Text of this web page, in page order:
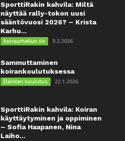
SporttiRakin kahvila: Miltä
näyttää rally-tokon uusi
sääntövuosi 2026? – Krista
Karhu...
Koiraurheilun ilo 9.2.2026
Sammuttaminen
koirankoulutuksessa
Eläinten koulutus 22.1.2026
SporttiRakin kahvila: Koiran
käyttäytyminen ja oppiminen
– Sofia Haapanen, Nina
Laiho...